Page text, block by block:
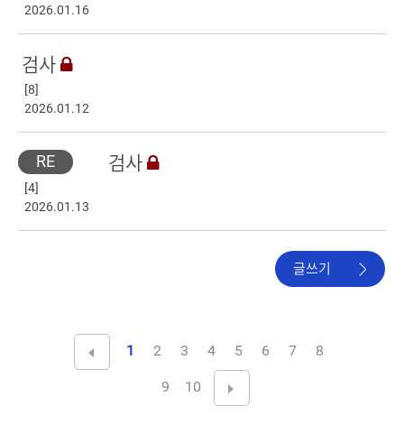
2026.01.16
검사
[8]
2026.01.12
RE 검사
[4]
2026.01.13
글쓰기
1 2 3 4 5 6 7 8
9 10